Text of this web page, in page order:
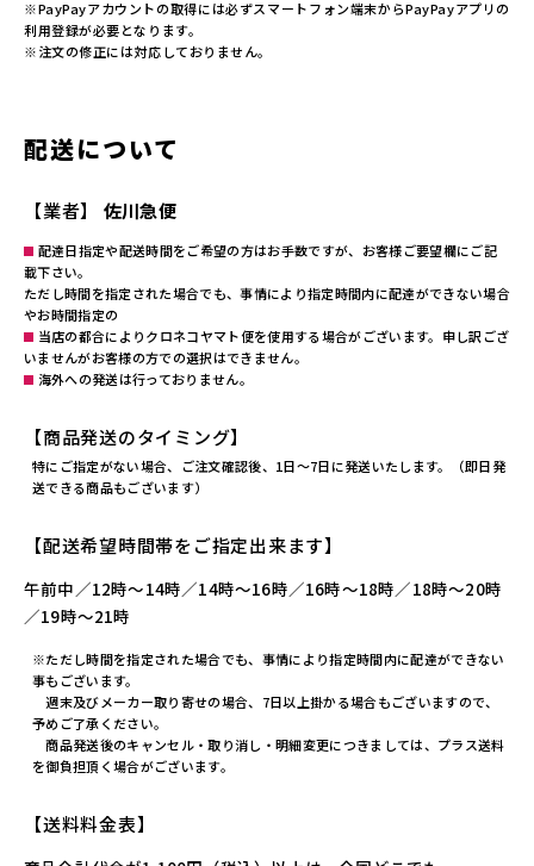
※PayPayアカウントの取得には必ずスマートフォン端末からPayPayアプリの
利用登録が必要となります。
※注文の修正には対応しておりません。
配送について
【業者】 佐川急便
配達日指定や配送時間をご希望の方はお手数ですが、お客様ご要望欄にご記
載下さい。
ただし時間を指定された場合でも、事情により指定時間内に配達ができない場合
やお時間指定の
当店の都合によりクロネコヤマト便を使用する場合がございます。申し訳ござ
いませんがお客様の方での選択はできません。
海外への発送は行っておりません。
【商品発送のタイミング】
特にご指定がない場合、ご注文確認後、1日～7日に発送いたします。（即日発
送できる商品もございます）
【配送希望時間帯をご指定出来ます】
午前中／12時～14時／14時～16時／16時～18時／18時～20時
／19時～21時
※ただし時間を指定された場合でも、事情により指定時間内に配達ができない
事もございます。
週末及びメーカー取り寄せの場合、7日以上掛かる場合もございますので、
予めご了承ください。
商品発送後のキャンセル・取り消し・明細変更につきましては、プラス送料
を御負担頂く場合がございます。
【送料料金表】